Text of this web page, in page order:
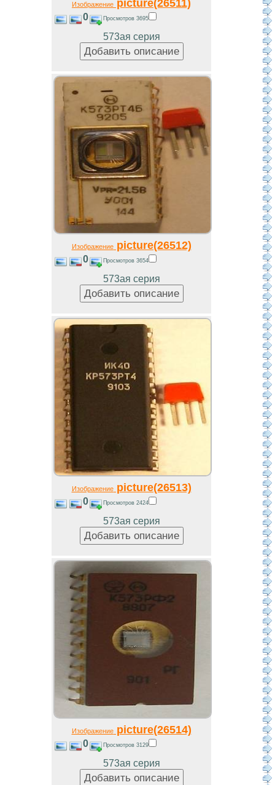
Изображение picture(26511)
0 Просмотров 3695
573ая серия
Изображениеpicture(26512)
0 Просмотров 3654
573ая серия
Изображениеpicture(26513)
0 Просмотров 2424
573ая серия
Изображениеpicture(26514)
0 Просмотров 3129
573ая серия